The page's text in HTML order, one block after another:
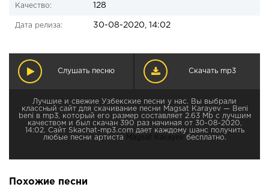
Качество: 128
Дата релиза: 30-08-2020, 14:02
Слушать песню Скачать mp3
Лучшие и свежие Узбекские песни у нас. Вы выбрали
классный сайт для скачивание песни Magsat Karayev — Beni
beni в mp3, который его размер составляет 2.63 Mb с лучшим
качеством и был скачан 390 раз начиная от 30-08-2020,
14:02. Сайт Skachat-mp3.com дает каждому шанс получить
любые песни артиста
Magsat Karayev бесплатно.
Похожие песни